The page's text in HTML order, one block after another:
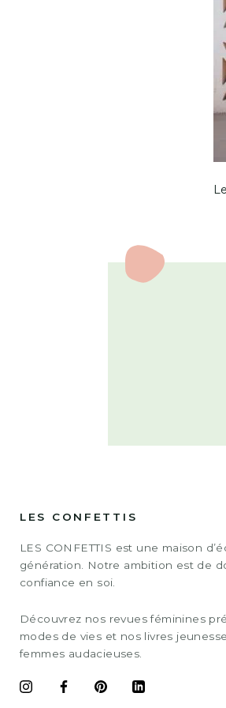
LES CONFETTIS
LES CONFETTIS est une maison
génération. Notre ambition est de
confiance en soi.
Découvrez nos revues féminines
modes de vies et nos livres
femmes audacieuses.